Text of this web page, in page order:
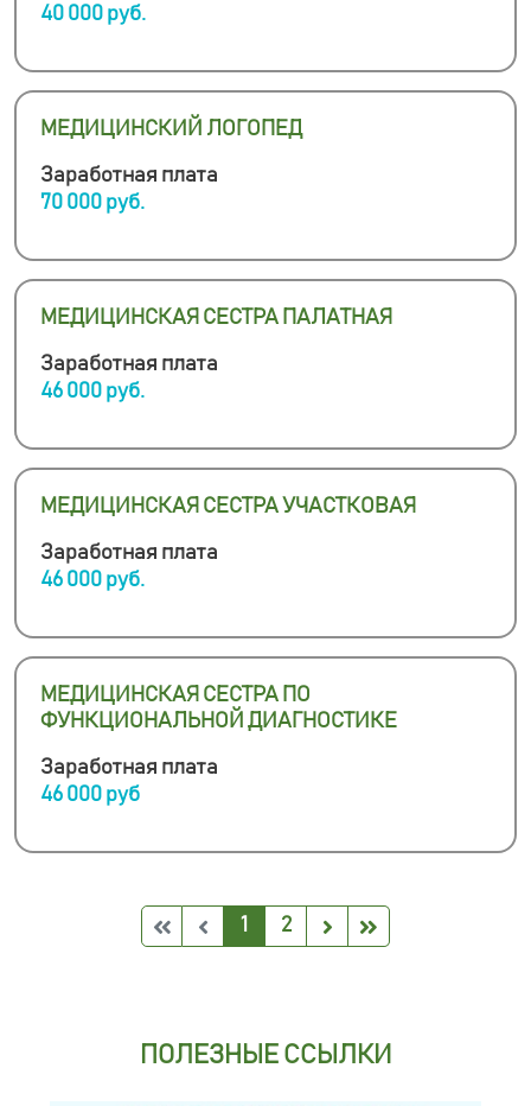
40 000 руб.
МЕДИЦИНСКИЙ ЛОГОПЕД
Заработная плата
70 000 руб.
МЕДИЦИНСКАЯ СЕСТРА ПАЛАТНАЯ
Заработная плата
46 000 руб.
МЕДИЦИНСКАЯ СЕСТРА УЧАСТКОВАЯ
Заработная плата
46 000 руб.
МЕДИЦИНСКАЯ СЕСТРА ПО
ФУНКЦИОНАЛЬНОЙ ДИАГНОСТИКЕ
Заработная плата
46 000 руб
1 2
ПОЛЕЗНЫЕ ССЫЛКИ